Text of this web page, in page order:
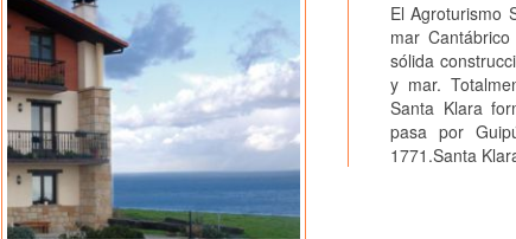
El Agroturismo
mar
sólida
y mar.
Santa Klara
pasa por
1771.Santa